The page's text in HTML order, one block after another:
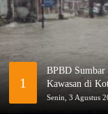
1
BPBD Sumbar
Kawasan di
Senin, 3 Agustus